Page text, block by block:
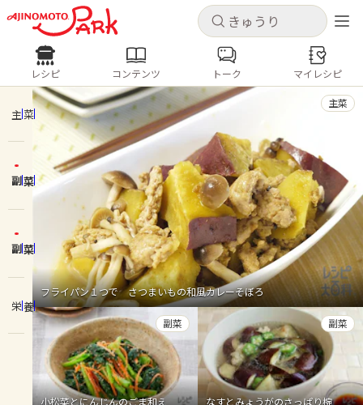
キャンセル
ログインするとレシピを保存できます
ログイン
ホーム
コンテンツ
レシピ
トーク
よくあるお問い合わせ
キャンセル
レシピ コンテンツ
人気の食材・レシピ
きゅうり なす トマト
とうもろこし
ピーマン
みょうが ゴーヤ
レシピ コンテンツ トーク マイレシピ
主菜
副菜
副菜
栄養
フライパン１つで さつまいもの和風カレーそぼろ
主菜
小松菜とにんじんのごま和え
副菜
なすとみょうがのさっぱり椀
副菜